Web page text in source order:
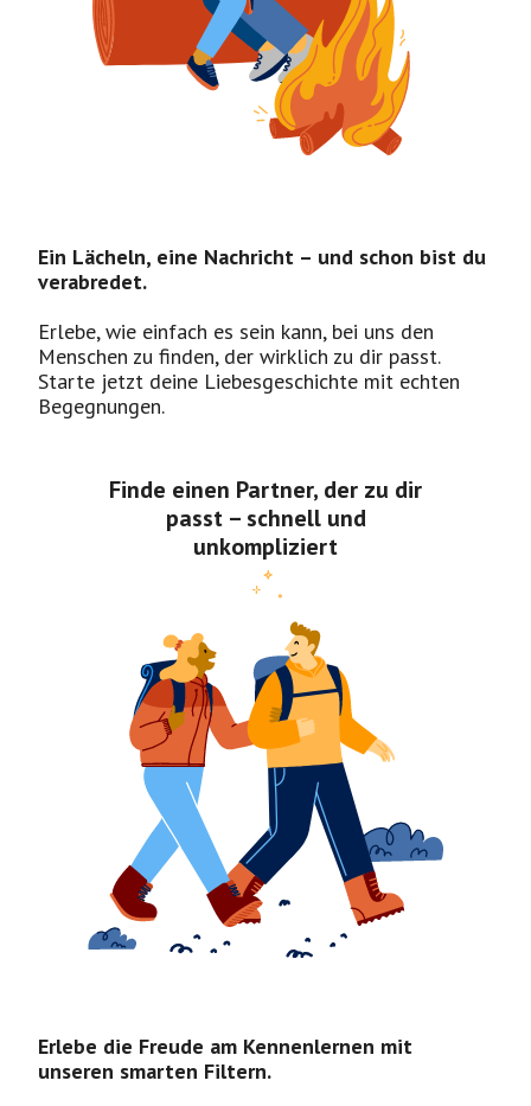
Ein Lächeln, eine Nachricht – und schon bist du
verabredet.
Erlebe, wie einfach es sein kann, bei uns den
Menschen zu finden, der wirklich zu dir passt.
Starte jetzt deine Liebesgeschichte mit echten
Begegnungen.
Finde einen Partner, der zu dir
passt – schnell und
unkompliziert
Erlebe die Freude am Kennenlernen mit
unseren smarten Filtern.